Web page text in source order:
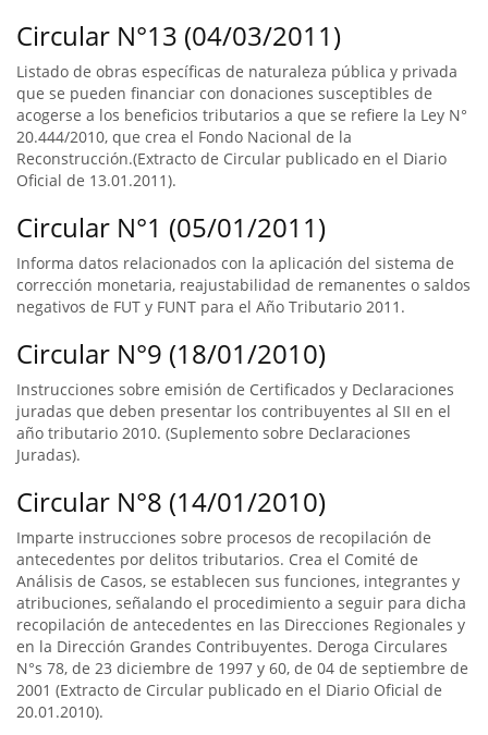
Circular N°13 (04/03/2011)
Listado de obras específicas de naturaleza pública y privada
que se pueden financiar con donaciones susceptibles de
acogerse a los beneficios tributarios a que se refiere la Ley N°
20.444/2010, que crea el Fondo Nacional de la
Reconstrucción.(Extracto de Circular publicado en el Diario
Oficial de 13.01.2011).
Circular N°1 (05/01/2011)
Informa datos relacionados con la aplicación del sistema de
corrección monetaria, reajustabilidad de remanentes o saldos
negativos de FUT y FUNT para el Año Tributario 2011.
Circular N°9 (18/01/2010)
Instrucciones sobre emisión de Certificados y Declaraciones
juradas que deben presentar los contribuyentes al SII en el
año tributario 2010. (Suplemento sobre Declaraciones
Juradas).
Circular N°8 (14/01/2010)
Imparte instrucciones sobre procesos de recopilación de
antecedentes por delitos tributarios. Crea el Comité de
Análisis de Casos, se establecen sus funciones, integrantes y
atribuciones, señalando el procedimiento a seguir para dicha
recopilación de antecedentes en las Direcciones Regionales y
en la Dirección Grandes Contribuyentes. Deroga Circulares
N°s 78, de 23 diciembre de 1997 y 60, de 04 de septiembre de
2001 (Extracto de Circular publicado en el Diario Oficial de
20.01.2010).